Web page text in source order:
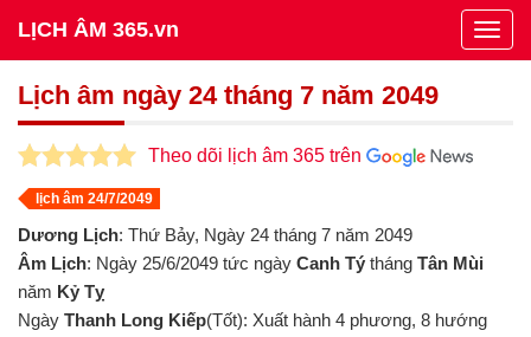
LỊCH ÂM 365.vn
Lịch âm ngày 24 tháng 7 năm 2049
Theo dõi lịch âm 365 trên
lịch âm 24/7/2049
Dương Lịch: Thứ Bảy, Ngày 24 tháng 7 năm 2049
Âm Lịch: Ngày 25/6/2049 tức ngày Canh Tý tháng Tân Mùi
năm Kỷ Tỵ
Ngày Thanh Long Kiếp(Tốt): Xuất hành 4 phương, 8 hướng